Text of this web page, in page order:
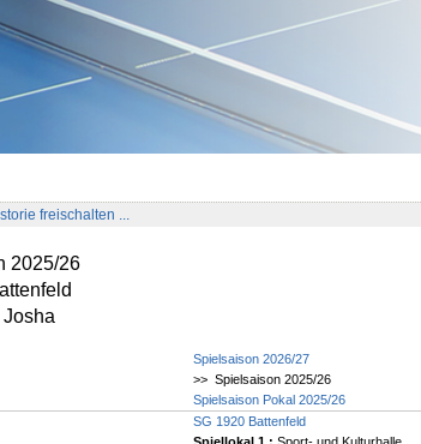
freischalten ...
2025/26
Spielsaison 2026/27
>> Spielsaison 2025/26
Spielsaison Pokal 2025/26
SG 1920 Battenfeld